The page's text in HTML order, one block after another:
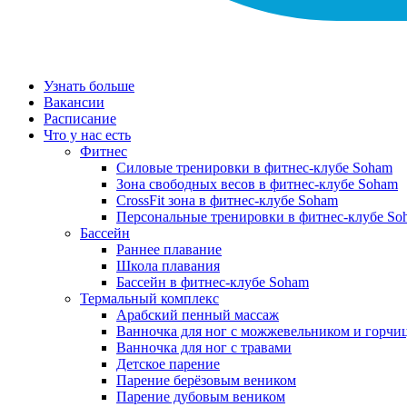
Узнать больше
Вакансии
Расписание
Что у нас есть
Фитнес
Силовые тренировки в фитнес-клубе Soham
Зона свободных весов в фитнес-клубе Soham
CrossFit зона в фитнес-клубе Soham
Персональные тренировки в фитнес-клубе
Бассейн
Раннее плавание
Школа плавания
Бассейн в фитнес-клубе Soham
Термальный комплекс
Арабский пенный массаж
Ванночка для ног с можжевельником и
Ванночка для ног с травами
Детское парение
Парение берёзовым веником
Парение дубовым веником